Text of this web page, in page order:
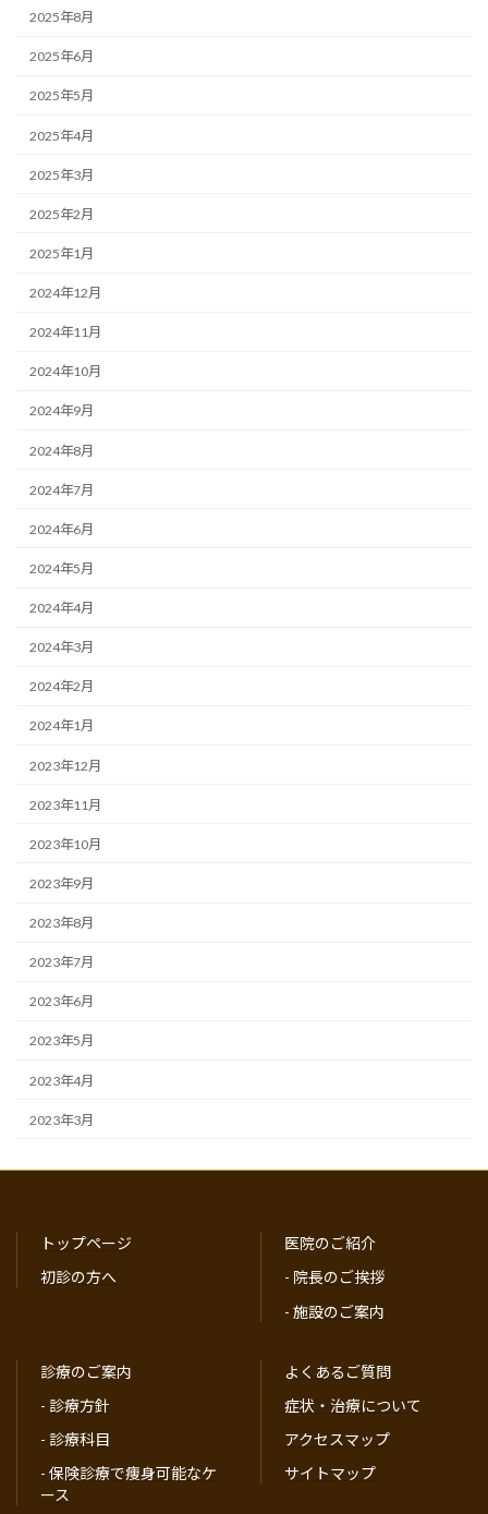
2025年8月
2025年6月
2025年5月
2025年4月
2025年3月
2025年2月
2025年1月
2024年12月
2024年11月
2024年10月
2024年9月
2024年8月
2024年7月
2024年6月
2024年5月
2024年4月
2024年3月
2024年2月
2024年1月
2023年12月
2023年11月
2023年10月
2023年9月
2023年8月
2023年7月
2023年6月
2023年5月
2023年4月
2023年3月
トップページ
初診の方へ
医院のご紹介
- 院長のご挨拶
- 施設のご案内
診療のご案内
- 診療方針
- 診療科目
- 保険診療で痩身可能なケ
ース
よくあるご質問
症状・治療について
アクセスマップ
サイトマップ